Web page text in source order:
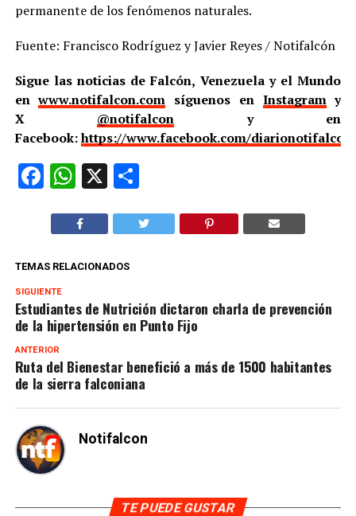
permanente de los fenómenos naturales.
Fuente: Francisco Rodríguez y Javier Reyes / Notifalcón
Sigue las noticias de Falcón, Venezuela y el Mundo
enwww.notifalcon.com síguenos en Instagramy
X @notifalcon y en
Facebook:https://www.facebook.com/
Facebook
WhatsApp
X Compartir
TEMAS RELACIONADOS
SIGUIENTE
Estudiantes de Nutrición dictaron charla de prevención
de la hipertensión en Punto Fijo
ANTERIOR
Ruta del Bienestar benefició a más de 1500 habitantes
de la sierra falconiana
Notifalcon
TE PUEDE GUSTAR